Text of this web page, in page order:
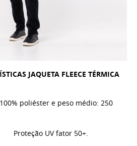
JAQUETA FLEECE TÉRMICA
poliéster e peso médio: 250
Proteção UV fator 50+.